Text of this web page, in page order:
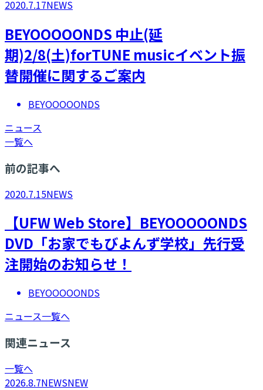
2020.7.17NEWS
BEYOOOOONDS 中止(延
期)2/8(土)forTUNE musicイベント振
替開催に関するご案内
BEYOOOOONDS
ニュース
一覧へ
前の記事へ
2020.7.15NEWS
【UFW Web Store】BEYOOOOONDS
DVD「お家でもびよんず学校」先行受
注開始のお知らせ！
BEYOOOOONDS
ニュース一覧へ
関連ニュース
一覧へ
2026.8.7NEWSNEW